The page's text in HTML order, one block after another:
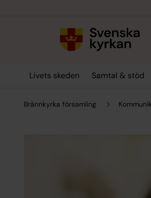
Livets skeden Samtal & stöd
Brännkyrka församling